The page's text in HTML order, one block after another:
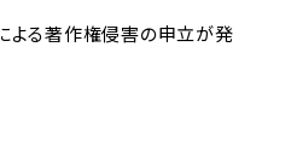
よる著作権侵害の申立が発